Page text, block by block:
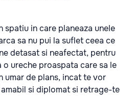
spatiu in care planeaza unele
sa nu pui la suflet ceea ce
detasat si neafectat, pentru
ureche proaspata care sa le
umar de plans, incat te vor
si diplomat si retrage-te